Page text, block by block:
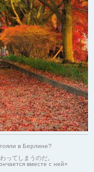
в Берлине?
ってしまうのだ。
вместе с ней»